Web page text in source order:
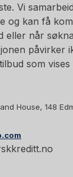
Vi
og kan få
eller når
påvirker
som vises
House, 148